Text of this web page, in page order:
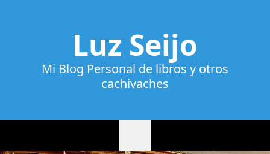
Luz Seijo
Mi Blog Personal de libros y otros
cachivaches